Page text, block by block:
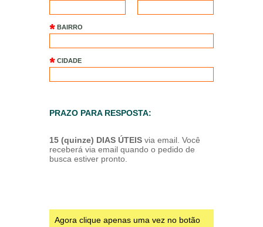
BAIRRO
CIDADE
PRAZO PARA RESPOSTA:
15 (quinze) DIAS ÚTEIS via email. Você
receberá via email quando o pedido de
busca estiver pronto.
Agora clique apenas uma vez no botão